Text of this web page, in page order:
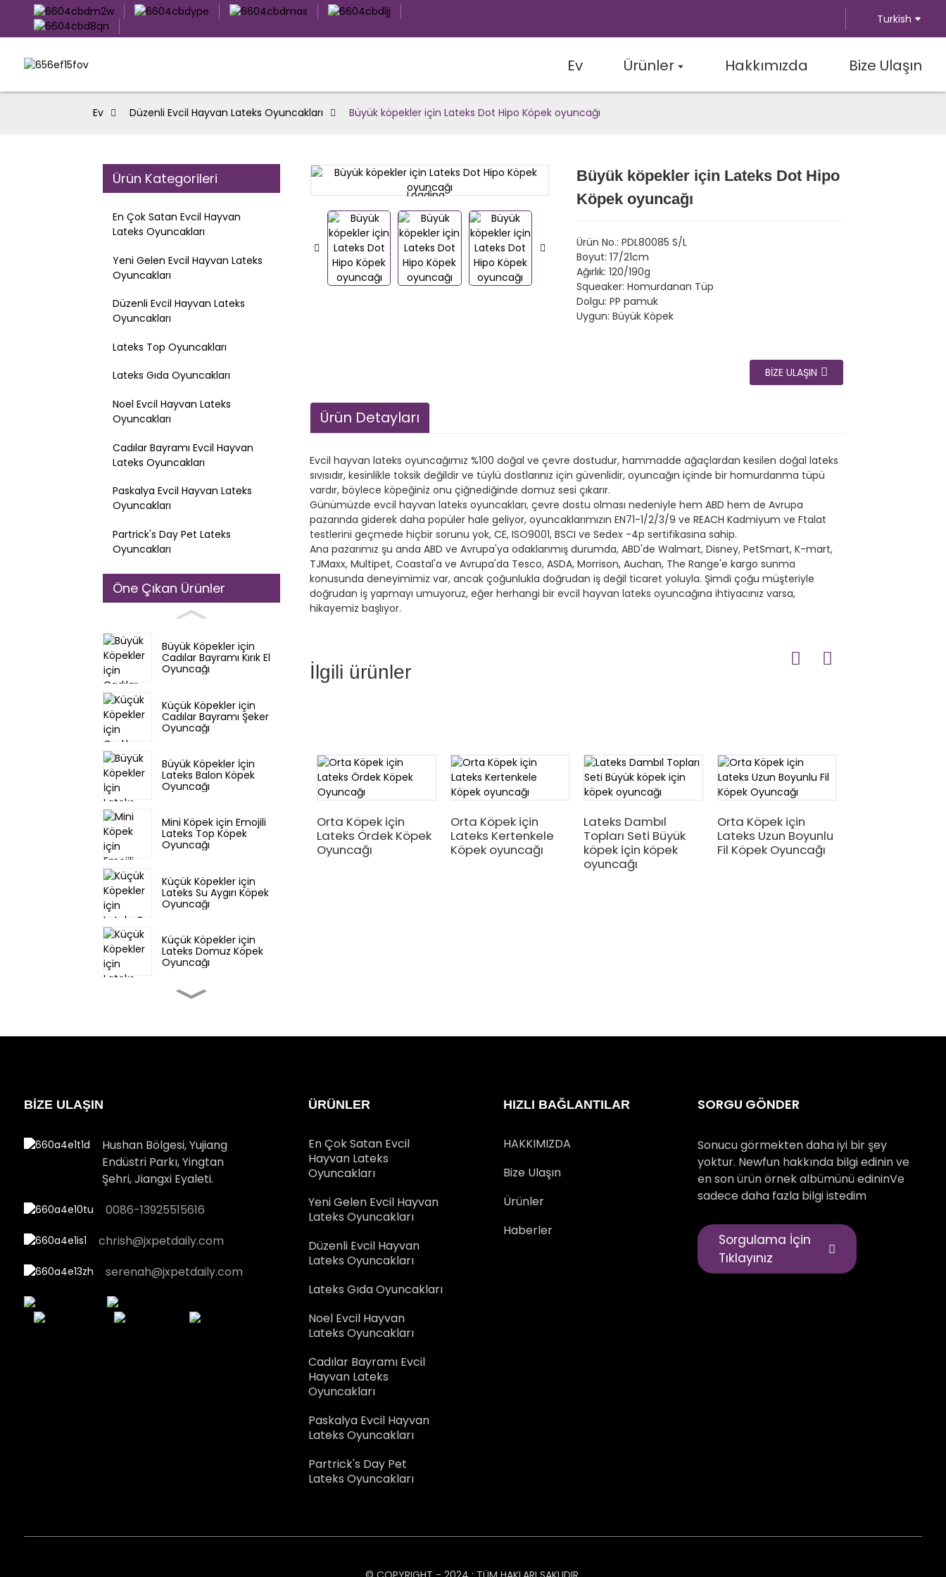
Turkish
Ev Ürünler Hakkımızda Bize Ulaşın
Ev Düzenli Evcil Hayvan Lateks Oyuncakları Büyük köpekler için Lateks Dot Hipo Köpek oyuncağı
Ürün Kategorileri
En Çok Satan Evcil Hayvan
Lateks Oyuncakları
Yeni Gelen Evcil Hayvan Lateks
Oyuncakları
Düzenli Evcil Hayvan Lateks
Oyuncakları
Lateks Top Oyuncakları
Lateks Gıda Oyuncakları
Noel Evcil Hayvan Lateks
Oyuncakları
Cadılar Bayramı Evcil Hayvan
Lateks Oyuncakları
Paskalya Evcil Hayvan Lateks
Oyuncakları
Partrick's Day Pet Lateks
Oyuncakları
Öne Çıkan Ürünler
Büyük Köpekler için
Cadılar Bayramı Kırık El
Oyuncağı
Küçük Köpekler için
Cadılar Bayramı Şeker
Oyuncağı
Büyük Köpekler İçin
Lateks Balon Köpek
Oyuncağı
Mini Köpek için Emojili
Lateks Top Köpek
Oyuncağı
Küçük Köpekler için
Lateks Su Aygırı Köpek
Oyuncağı
Küçük Köpekler için
Lateks Domuz Köpek
Oyuncağı
Küçük Köpekler için
hediye kutusu oyuncağı
Büyük köpek için Noel
Evcil Hayvan Lateks Noel
Loading...
Loading... Loading...
Loading... Loading...
Loading...
Büyük köpekler için Lateks Dot Hipo
Köpek oyuncağı
Ürün No.: PDL80085 S/L
Boyut: 17/21cm
Ağırlık: 120/190g
Squeaker: Homurdanan Tüp
Dolgu: PP pamuk
Uygun: Büyük Köpek
BIZE ULAŞIN
Ürün Detayları
Evcil hayvan lateks oyuncağımız %100 doğal ve çevre dostudur, hammadde ağaçlardan kesilen doğal lateks
sıvısıdır, kesinlikle toksik değildir ve tüylü dostlarınız için güvenlidir, oyuncağın içinde bir homurdanma tüpü
vardır, böylece köpeğiniz onu çiğnediğinde domuz sesi çıkarır.
Günümüzde evcil hayvan lateks oyuncakları, çevre dostu olması nedeniyle hem ABD hem de Avrupa
pazarında giderek daha popüler hale geliyor, oyuncaklarımızın EN71-1/2/3/9 ve REACH Kadmiyum ve Ftalat
testlerini geçmede hiçbir sorunu yok, CE, ISO9001, BSCI ve Sedex -4p sertifikasına sahip.
Ana pazarımız şu anda ABD ve Avrupa'ya odaklanmış durumda, ABD'de Walmart, Disney, PetSmart, K-mart,
TJMaxx, Multipet, Coastal'a ve Avrupa'da Tesco, ASDA, Morrison, Auchan, The Range'e kargo sunma
konusunda deneyimimiz var, ancak çoğunlukla doğrudan iş değil ticaret yoluyla. Şimdi çoğu müşteriyle
doğrudan iş yapmayı umuyoruz, eğer herhangi bir evcil hayvan lateks oyuncağına ihtiyacınız varsa,
hikayemiz başlıyor.
İlgili ürünler
Orta Köpek için
Lateks Ördek Köpek
Oyuncağı
Orta Köpek için
Lateks Kertenkele
Köpek oyuncağı
Lateks Dambıl
Topları Seti Büyük
köpek için köpek
oyuncağı
Orta Köpek için
Lateks Uzun Boyunlu
Fil Köpek Oyuncağı
BİZE ULAŞIN
Hushan Bölgesi, Yujiang
Endüstri Parkı, Yingtan
Şehri, Jiangxi Eyaleti.
0086-13925515616
chrish@jxpetdaily.com
serenah@jxpetdaily.com
ÜRÜNLER
En Çok Satan Evcil
Hayvan Lateks
Oyuncakları
Yeni Gelen Evcil Hayvan
Lateks Oyuncakları
Düzenli Evcil Hayvan
Lateks Oyuncakları
Lateks Gıda Oyuncakları
Noel Evcil Hayvan
Lateks Oyuncakları
Cadılar Bayramı Evcil
Hayvan Lateks
Oyuncakları
Paskalya Evcil Hayvan
Lateks Oyuncakları
Partrick's Day Pet
Lateks Oyuncakları
HIZLI BAĞLANTILAR
HAKKIMIZDA
Bize Ulaşın
Ürünler
Haberler
SORGU GÖNDER
Sonucu görmekten daha iyi bir şey
yoktur. Newfun hakkında bilgi edinin ve
en son ürün örnek albümünü edininVe
sadece daha fazla bilgi istedim
Sorgulama İçin
Tıklayınız